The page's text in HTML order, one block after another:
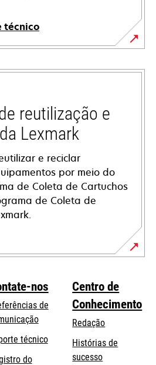
técnico
reutilização e
Lexmark
e reciclar
por meio do
de Coleta de Cartuchos
de Coleta de
nos
de
técnicoopens
do
Centro de
Conhecimento
Redação
Histórias de
sucesso